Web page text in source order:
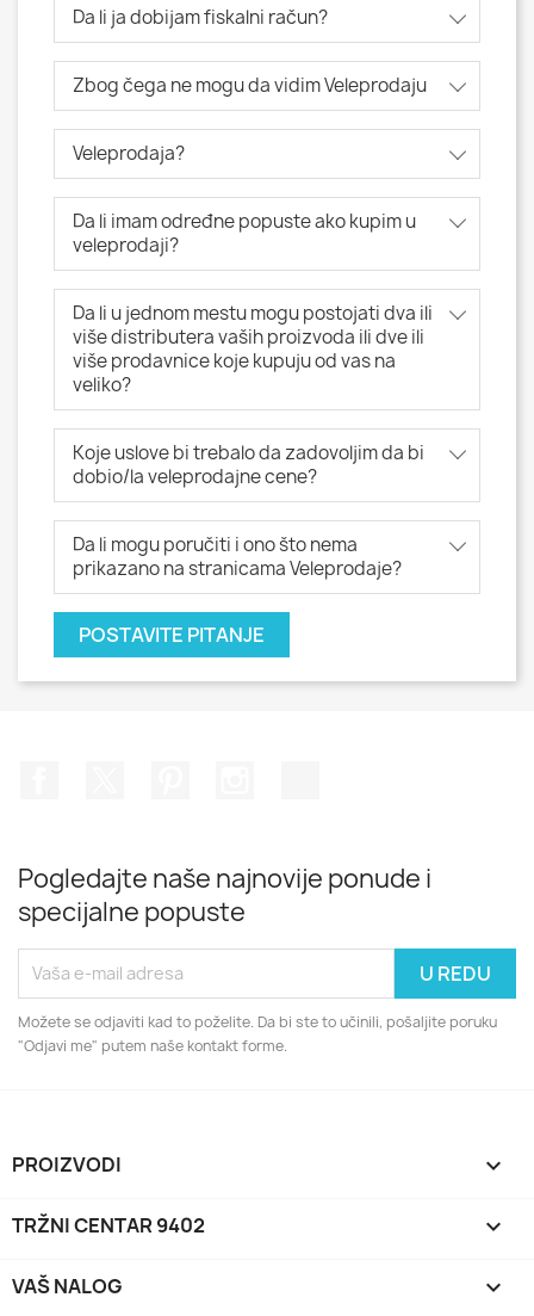
Da li ja dobijam fiskalni račun?
Zbog čega ne mogu da vidim Veleprodaju
Veleprodaja?
Da li imam određne popuste ako kupim u
veleprodaji?
Da li u jednom mestu mogu postojati dva ili
više distributera vaših proizvoda ili dve ili
više prodavnice koje kupuju od vas na
veliko?
Koje uslove bi trebalo da zadovoljim da bi
dobio/la veleprodajne cene?
Da li mogu poručiti i ono što nema
prikazano na stranicama Veleprodaje?
POSTAVITE PITANJE
Pogledajte naše najnovije ponude i
specijalne popuste
Možete se odjaviti kad to poželite. Da bi ste to učinili, pošaljite poruku
"Odjavi me" putem naše kontakt forme.
PROIZVODI 
TRŽNI CENTAR 9402 
VAŠ NALOG 